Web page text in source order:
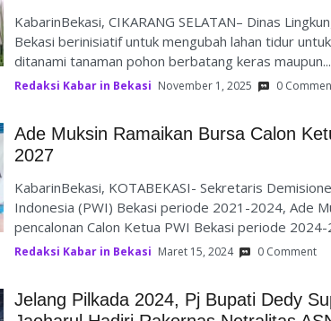
KabarinBekasi, CIKARANG SELATAN– Dinas
Bekasi berinisiatif untuk mengubah lahan tidur
ditanami tanaman pohon berbatang keras maupun...
Redaksi Kabar in Bekasi November 1, 2025 0
Ade Muksin Ramaikan Bursa Calon
2027
KabarinBekasi, KOTABEKASI- Sekretaris
Indonesia (PWI) Bekasi periode 2021-2024, Ade
pencalonan Calon Ketua PWI Bekasi periode 2024-
Redaksi Kabar in Bekasi Maret 15, 2024 0 Comment
Jelang Pilkada 2024, Pj Bupati Dedy